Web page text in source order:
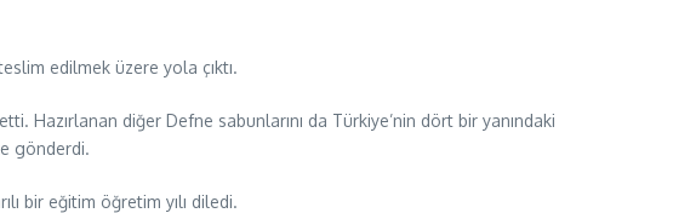
edilmek üzere yola çıktı.
diğer Defne sabunlarını da Türkiye’nin dört bir yanındaki
gönderdi.
bir eğitim öğretim yılı diledi.